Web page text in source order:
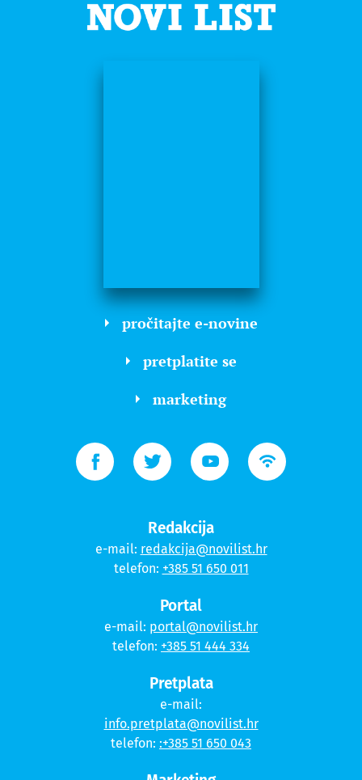
pročitajte e-novine
pretplatite se
marketing
Redakcija
e-mail: redakcija@novilist.hr
telefon: +385 51 650 011
Portal
e-mail: portal@novilist.hr
telefon: +385 51 444 334
Pretplata
e-mail:
info.pretplata@novilist.hr
telefon: :+385 51 650 043